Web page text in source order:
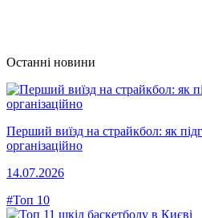
Останні новини
Перший виїзд на страйкбол: як
організаційно
14.07.2026
#Топ 10